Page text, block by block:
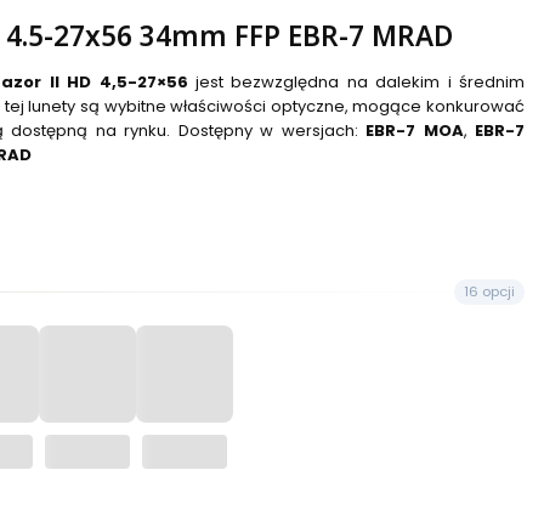
27x56 34mm FFP EBR-7 MRAD
II HD 4,5-27×56 jest bezwzględna na dalekim i średnim
lunety są wybitne właściwości optyczne, mogące konkurować
na rynku. Dostępny w wersjach: EBR-7 MOA, EBR-7
16 opcji